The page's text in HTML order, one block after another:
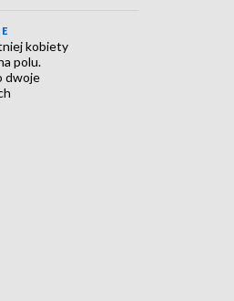
kobiety
polu.
dwoje